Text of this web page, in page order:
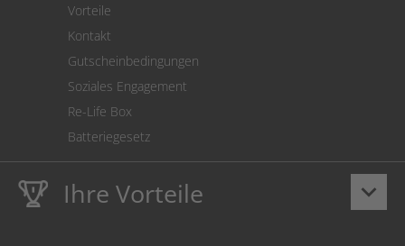
Vorteile
Kontakt
Gutscheinbedingungen
Soziales Engagement
Re-Life Box
Batteriegesetz
keyboard_arrow_down
Ihre Vorteile